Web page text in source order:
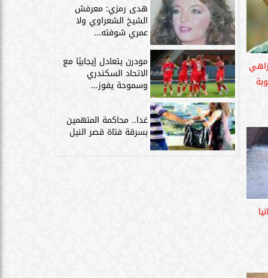
هدى رمزي: معرفش
الشيخ الشعراوي ولا
عمري شوفته...
مودرن يتعادل إيجابيًا مع
الاتحاد السكندري
وسموحة يفوز...
غدا.. محاكمة المتهمين
بسرقة فتاة قصر النيل